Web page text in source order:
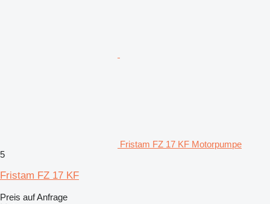
Fristam FZ 17 KF Motorpumpe
5
Fristam FZ 17 KF
Preis auf Anfrage